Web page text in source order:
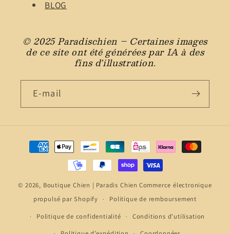
BLOG
© 2025 Paradischien – Certaines images
de ce site ont été générées par IA à des
fins d’illustration.
E-mail
Moyens
de
© 2026, Boutique Chien | Paradis Chien Commerce électronique
propulsé par Shopify
Politique de remboursement
Politique de confidentialité
Conditions d’utilisation